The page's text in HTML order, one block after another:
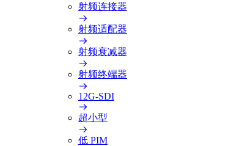
射频连接器
射频适配器
射频衰减器
射频终端器
12G-SDI
超小型
低 PIM